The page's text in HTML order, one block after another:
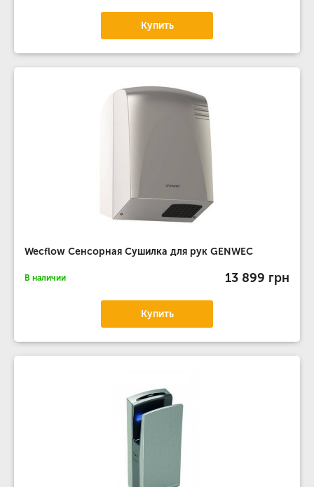
Купить
Wecflow Сенсорная Сушилка для рук GENWEC
В наличии 13 899 грн
Купить